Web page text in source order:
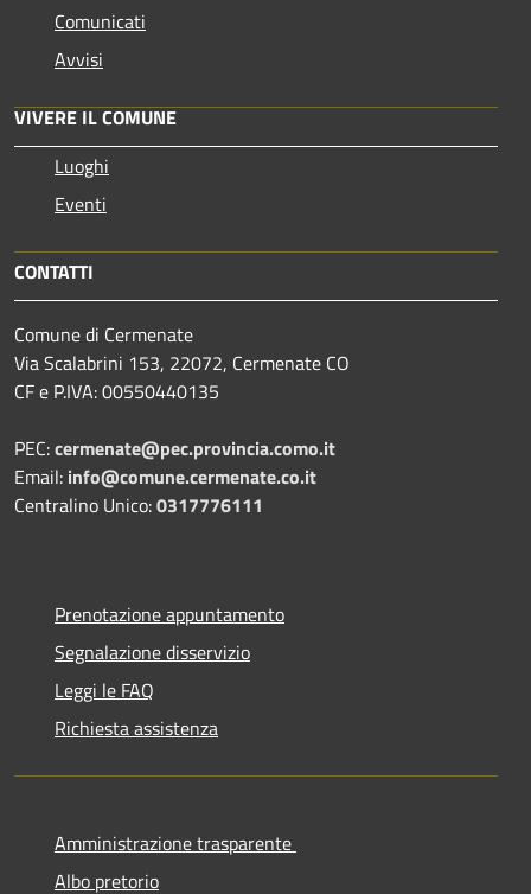
Comunicati
Avvisi
VIVERE IL COMUNE
Luoghi
Eventi
CONTATTI
Comune di Cermenate
Via Scalabrini 153, 22072, Cermenate CO
CF e P.IVA: 00550440135
PEC:cermenate@pec.provincia.como.it
Email: info@comune.cermenate.co.it
Centralino Unico:0317776111
Prenotazione appuntamento
Segnalazione disservizio
Leggi le FAQ
Richiesta assistenza
Amministrazione trasparente
Albo pretorio